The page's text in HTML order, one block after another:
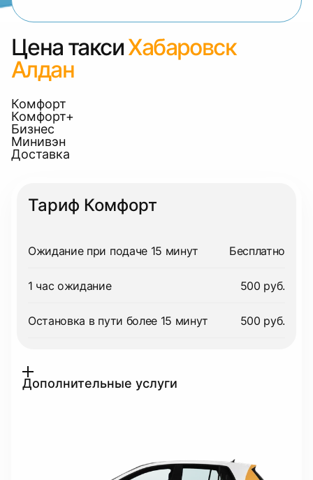
Цена таксиХабаровск
Алдан
Комфорт
Комфорт+
Бизнес
Минивэн
Доставка
Тариф Комфорт
Ожидание при подаче 15 минут Бесплатно
1 час ожидание 500 руб.
Остановка в пути более 15 минут 500 руб.
Дополнительные услуги